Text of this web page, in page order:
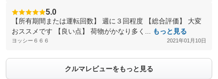
5.0
【所有期間または運転回数】 週に３回程度 【総合評価】 大変
おススメです 【良い点】 荷物がかなり多く...
もっと見る
ヨッシー６６６ 2021年01月10日
クルマレビューをもっと見る